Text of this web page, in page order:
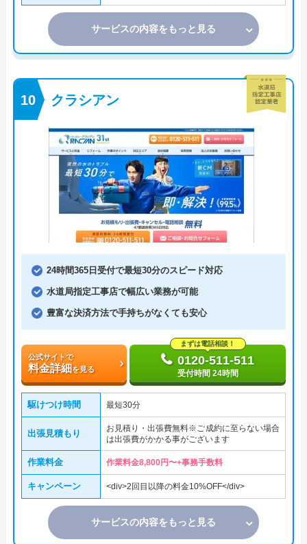
サービスの内容をもっと見る
クラシアン
24時間365日受付で最短30分のスピード対応
水道局指定工事店で幅広い業務が可能
豊富な決済方法で手持ちがなくても安心
公式サイトで
料金詳細を見る
まずは電話相談！
0120-511-511
受付時間 24時間
駆けつけ時間 最短30分
出張見積もり
お見積り・出張費無料※ご成約に至らない場合
は出張費がかかる事がございます
作業料金 作業料金8,800円〜+事務手数料
キャンペーン <div>2回目以降の料金10%OFF</div>
サービスの内容をもっと見る